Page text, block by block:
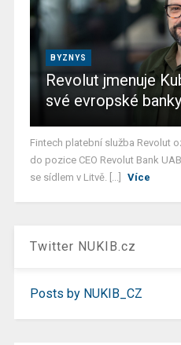
BYZNYS
Revolut jmenuje
své evropské
Fintech platební služba Revolut
do pozice CEO Revolut Bank
se sídlem v Litvě. [...]
Více
Twitter NUKIB.cz
Posts by NUKIB_CZ